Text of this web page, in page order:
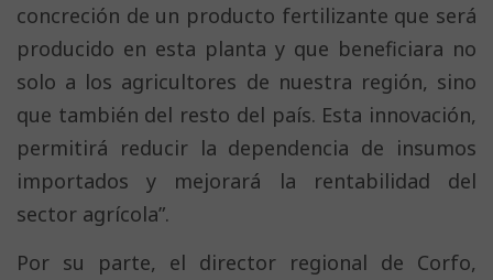
concreción de un producto fertilizante que será
producido en esta planta y que beneficiara no
solo a los agricultores de nuestra región, sino
que también del resto del país. Esta innovación,
permitirá reducir la dependencia de insumos
importados y mejorará la rentabilidad del
sector agrícola”.
Por su parte, el director regional de Corfo,